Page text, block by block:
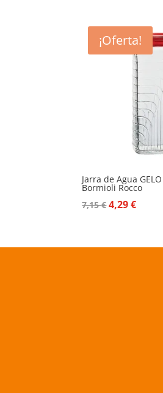
¡Oferta!
Jarra de Agua
Bormioli Rocco
7,15€El
4,29€El